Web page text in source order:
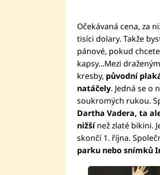
Očekávaná cena, za
tisíci dolary. Takže
pánové, pokud
kapsy...Mezi
kresby, původní
natáčely. Jedná se o
soukromých rukou.
Dartha Vadera, ta
nižšínež zlaté bikini.
skončí 1. října.
parku nebo snímků